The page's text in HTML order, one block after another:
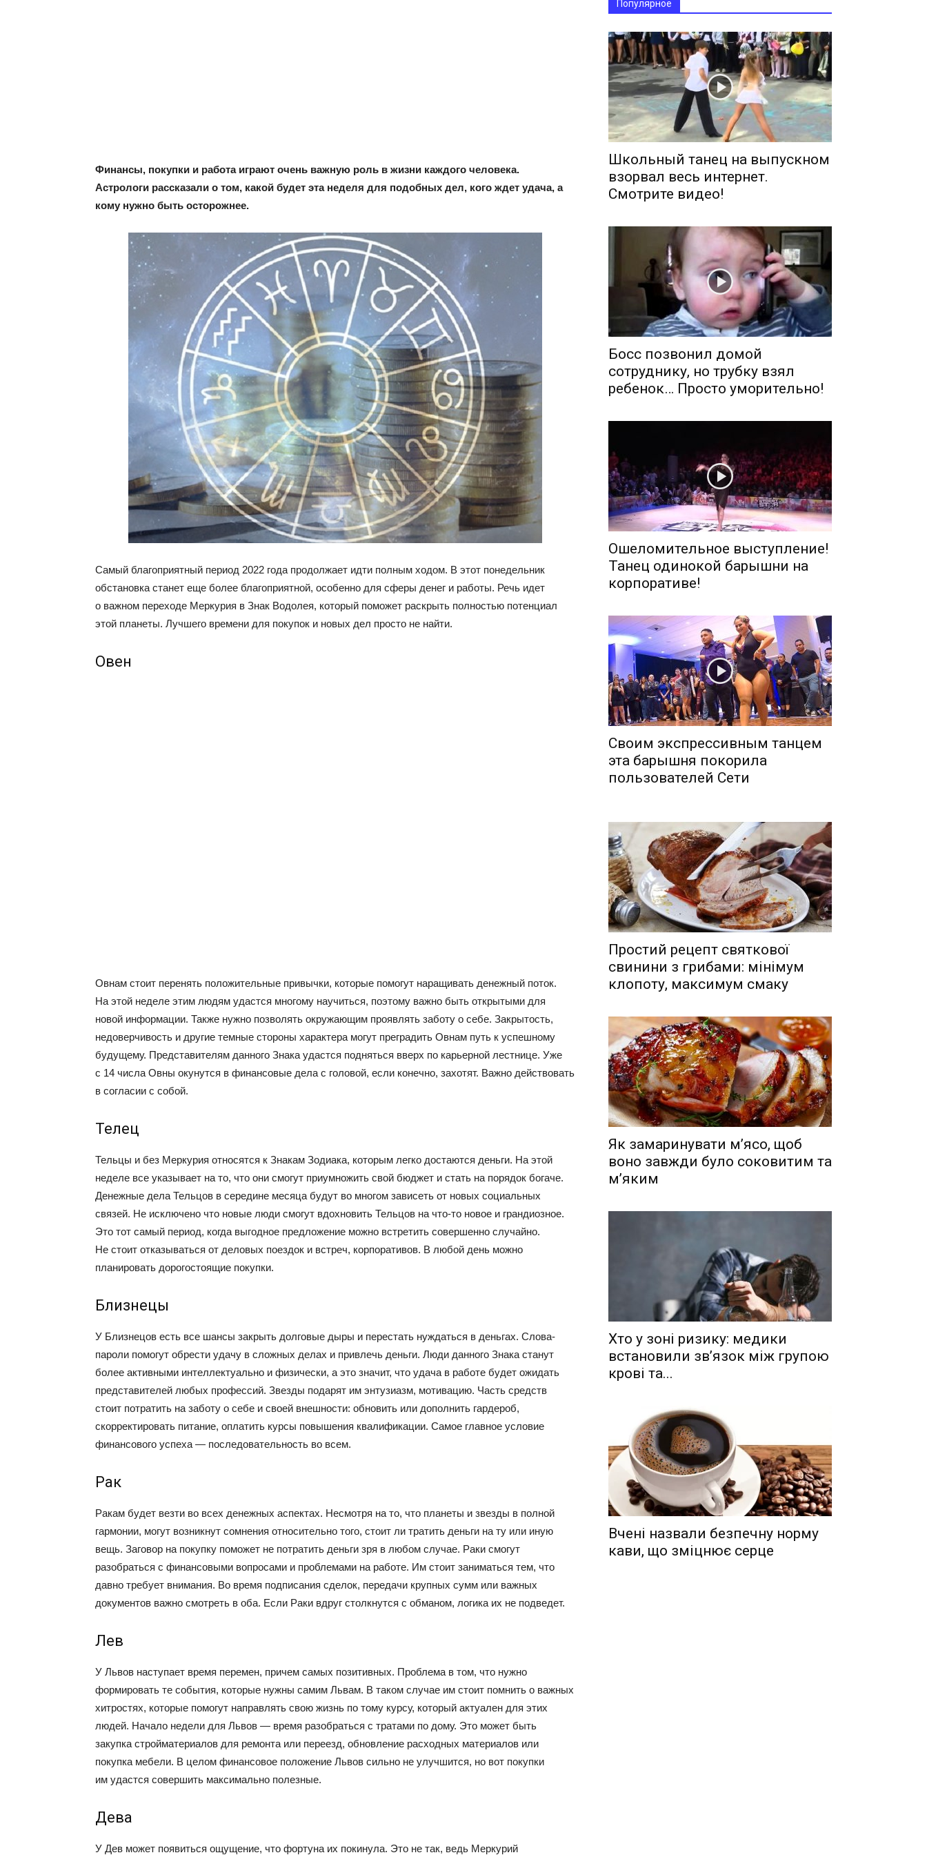
Финансы, покупки и работа играют очень важную роль в жизни каждого человека.
Астрологи рассказали о том, какой будет эта неделя для подобных дел, кого ждет удача, а
кому нужно быть осторожнее.
Самый благоприятный период 2022 года продолжает идти полным ходом. В этот понедельник
обстановка станет еще более благоприятной, особенно для сферы денег и работы. Речь идет
о важном переходе Меркурия в Знак Водолея, который поможет раскрыть полностью потенциал
этой планеты. Лучшего времени для покупок и новых дел просто не найти.
Овен
Овнам стоит перенять положительные привычки, которые помогут наращивать денежный поток.
На этой неделе этим людям удастся многому научиться, поэтому важно быть открытыми для
новой информации. Также нужно позволять окружающим проявлять заботу о себе. Закрытость,
недоверчивость и другие темные стороны характера могут преградить Овнам путь к успешному
будущему. Представителям данного Знака удастся подняться вверх по карьерной лестнице. Уже
с 14 числа Овны окунутся в финансовые дела с головой, если конечно, захотят. Важно действовать
в согласии с собой.
Телец
Тельцы и без Меркурия относятся к Знакам Зодиака, которым легко достаются деньги. На этой
неделе все указывает на то, что они смогут приумножить свой бюджет и стать на порядок богаче.
Денежные дела Тельцов в середине месяца будут во многом зависеть от новых социальных
связей. Не исключено что новые люди смогут вдохновить Тельцов на что-то новое и грандиозное.
Это тот самый период, когда выгодное предложение можно встретить совершенно случайно.
Не стоит отказываться от деловых поездок и встреч, корпоративов. В любой день можно
планировать дорогостоящие покупки.
Близнецы
У Близнецов есть все шансы закрыть долговые дыры и перестать нуждаться в деньгах. Слова-
пароли помогут обрести удачу в сложных делах и привлечь деньги. Люди данного Знака станут
более активными интеллектуально и физически, а это значит, что удача в работе будет ожидать
представителей любых профессий. Звезды подарят им энтузиазм, мотивацию. Часть средств
стоит потратить на заботу о себе и своей внешности: обновить или дополнить гардероб,
скорректировать питание, оплатить курсы повышения квалификации. Самое главное условие
финансового успеха — последовательность во всем.
Рак
Ракам будет везти во всех денежных аспектах. Несмотря на то, что планеты и звезды в полной
гармонии, могут возникнут сомнения относительно того, стоит ли тратить деньги на ту или иную
вещь. Заговор на покупку поможет не потратить деньги зря в любом случае. Раки смогут
разобраться с финансовыми вопросами и проблемами на работе. Им стоит заниматься тем, что
давно требует внимания. Во время подписания сделок, передачи крупных сумм или важных
документов важно смотреть в оба. Если Раки вдруг столкнутся с обманом, логика их не подведет.
Лев
У Львов наступает время перемен, причем самых позитивных. Проблема в том, что нужно
формировать те события, которые нужны самим Львам. В таком случае им стоит помнить о важных
хитростях, которые помогут направлять свою жизнь по тому курсу, который актуален для этих
людей. Начало недели для Львов — время разобраться с тратами по дому. Это может быть
закупка стройматериалов для ремонта или переезд, обновление расходных материалов или
покупка мебели. В целом финансовое положение Львов сильно не улучшится, но вот покупки
им удастся совершить максимально полезные.
Дева
У Дев может появиться ощущение, что фортуна их покинула. Это не так, ведь Меркурий
Популярное
Школьный танец на выпускном
взорвал весь интернет.
Смотрите видео!
Босс позвонил домой
сотруднику, но трубку взял
ребенок… Просто уморительно!
Ошеломительное выступление!
Танец одинокой барышни на
корпоративе!
Своим экспрессивным танцем
эта барышня покорила
пользователей Сети
Простий рецепт святкової
свинини з грибами: мінімум
клопоту, максимум смаку
Як замаринувати м’ясо, щоб
воно завжди було соковитим та
м’яким
Хто у зоні ризику: медики
встановили зв’язок між групою
крові та...
Вчені назвали безпечну норму
кави, що зміцнює серце